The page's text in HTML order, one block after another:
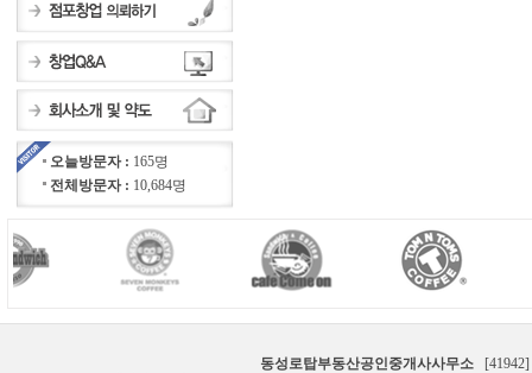
오늘방문자 : 165명
전체방문자 : 10,684명
동성로탑부동산공인중개사사무소